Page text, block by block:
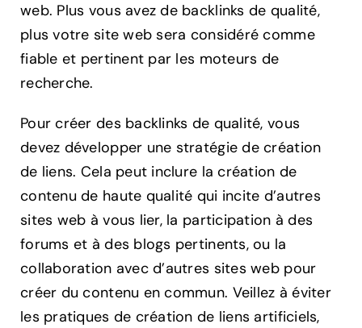
web. Plus vous avez de backlinks de qualité,
plus votre site web sera considéré comme
fiable et pertinent par les moteurs de
recherche.
Pour créer des backlinks de qualité, vous
devez développer une stratégie de création
de liens. Cela peut inclure la création de
contenu de haute qualité qui incite d’autres
sites web à vous lier, la participation à des
forums et à des blogs pertinents, ou la
collaboration avec d’autres sites web pour
créer du contenu en commun. Veillez à éviter
les pratiques de création de liens artificiels,